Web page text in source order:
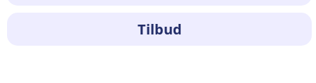
Tilbud